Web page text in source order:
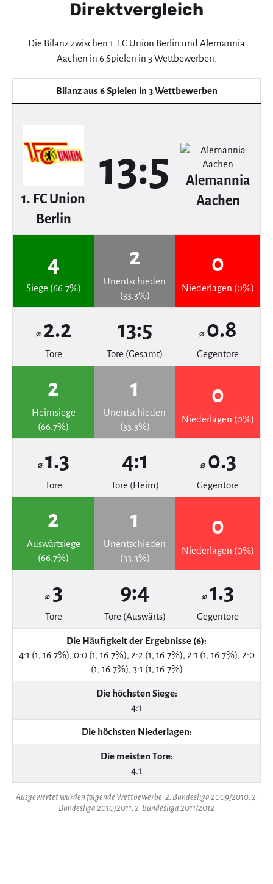
Direktvergleich
Die Bilanz zwischen 1. FC Union Berlin und Alemannia
Aachen in 6 Spielen in 3 Wettbewerben.
Bilanz aus 6 Spielen in 3 Wettbewerben
1. FC Union
Berlin
13:5
Alemannia
Aachen
4
Siege (66.7%)
2
Unentschieden
(33.3%)
0
Niederlagen (0%)
⌀ 2.2
Tore
13:5
Tore (Gesamt)
⌀ 0.8
Gegentore
2
Heimsiege
(66.7%)
1
Unentschieden
(33.3%)
0
Niederlagen (0%)
⌀ 1.3
Tore
4:1
Tore (Heim)
⌀ 0.3
Gegentore
2
Auswärtsiege
(66.7%)
1
Unentschieden
(33.3%)
0
Niederlagen (0%)
⌀ 3
Tore
9:4
Tore (Auswärts)
⌀ 1.3
Gegentore
Die Häufigkeit der Ergebnisse (6):
4:1 (1, 16.7%), 0:0 (1, 16.7%), 2:2 (1, 16.7%), 2:1 (1, 16.7%), 2:0
(1, 16.7%), 3:1 (1, 16.7%)
Die höchsten Siege:
4:1
Die höchsten Niederlagen:
Die meisten Tore:
4:1
Ausgewertet wurden folgende Wettbewerbe: 2. Bundesliga 2009/2010, 2.
Bundesliga 2010/2011, 2. Bundesliga 2011/2012